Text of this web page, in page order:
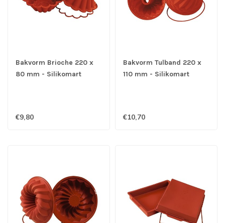
Bakvorm Brioche 220 x
80 mm - Silikomart
€9,80
Bakvorm Tulband 220 x
110 mm - Silikomart
€10,70